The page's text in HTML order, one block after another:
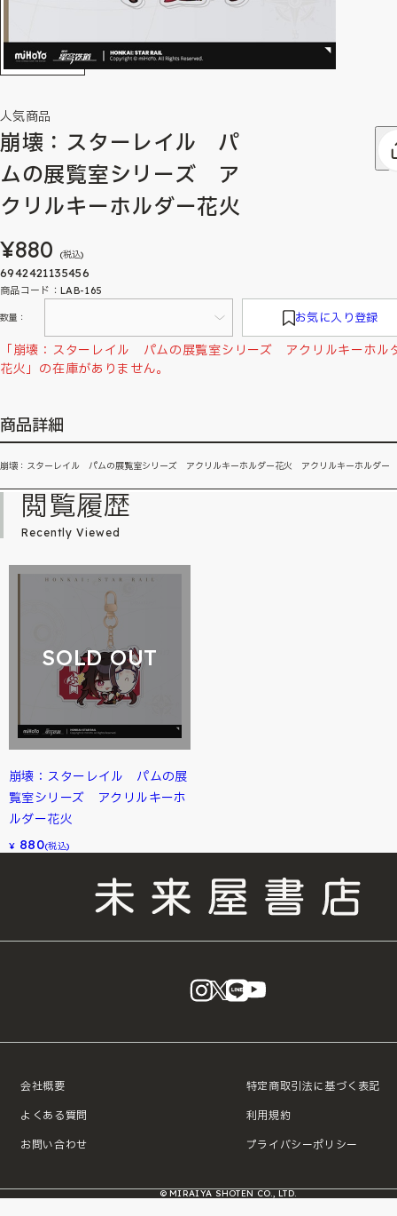
人気商品
崩壊：スターレイル パ
ムの展覧室シリーズ ア
クリルキーホルダー花火
¥880 (税込)
6942421135456
商品コード：LAB-165
数量： お気に入り登録
「崩壊：スターレイル パムの展覧室シリーズ アクリルキーホル
花火」の在庫がありません。
商品詳細
崩壊：スターレイル パムの展覧室シリーズ アクリルキーホルダー花火 アクリルキーホルダー
閲覧履歴
Recently Viewed
SOLD OUT
崩壊：スターレイル パムの展
覧室シリーズ アクリルキーホ
ルダー花火
¥ 880(税込)
instagram
X LINE
会社概要
よくある質問
お問い合わせ
特定商取引法に基づく表記
利用規約
プライバシーポリシー
© MIRAIYA SHOTEN CO., LTD.